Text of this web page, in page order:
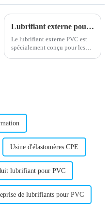
Lubrifiant externe pour PVC : amélioration des performances et de la durabilité
Le lubrifiant externe PVC est
spécialement conçu pour les
Usine d'élastomères CPE
lubrifiant pour PVC
de lubrifiants pour PVC